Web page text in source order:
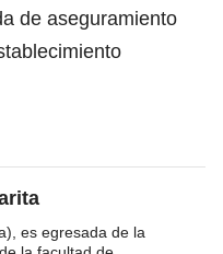
de aseguramiento
es egresada de la